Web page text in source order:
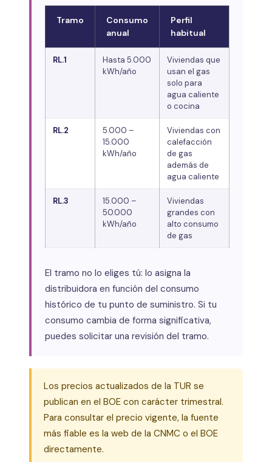
Tramo
Consumo
anual
Perfil
habitual
RL.1
Hasta 5.000
kWh/año
Viviendas que
usan el gas
solo para
agua caliente
o cocina
RL.2
5.000 –
15.000
kWh/año
Viviendas con
calefacción
de gas
además de
agua caliente
RL.3
15.000 –
50.000
kWh/año
Viviendas
grandes con
alto consumo
de gas
El tramo no lo eliges tú: lo asigna la
distribuidora en función del consumo
histórico de tu punto de suministro. Si tu
consumo cambia de forma significativa,
puedes solicitar una revisión del tramo.
Los precios actualizados de la TUR se
publican en el BOE con carácter trimestral.
Para consultar el precio vigente, la fuente
más fiable es la web de la CNMC o el BOE
directamente.